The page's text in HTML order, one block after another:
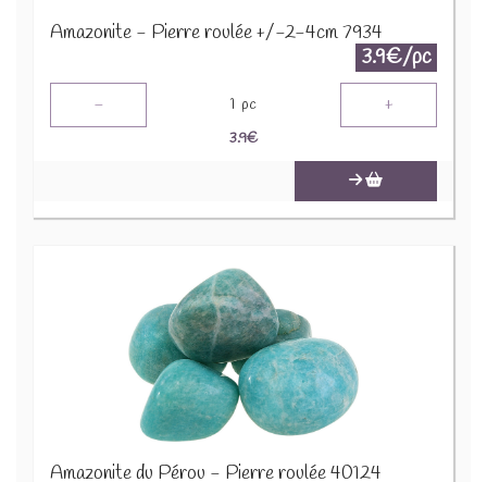
Amazonite - Pierre roulée +/-2-4cm 7934
3.9€/pc
- 1 pc +
3.9€
Amazonite du Pérou - Pierre roulée 40124